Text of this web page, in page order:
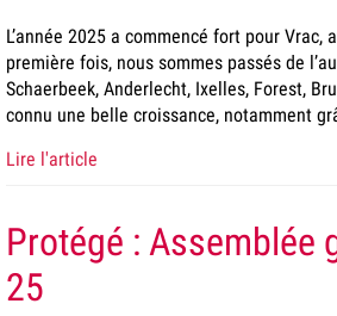
L’année 2025 a commencé fort pour Vrac,
première fois, nous sommes passés de
Schaerbeek, Anderlecht, Ixelles, Forest,
connu une belle croissance, notamment
Lire l'article
Protégé : Assemblée
25